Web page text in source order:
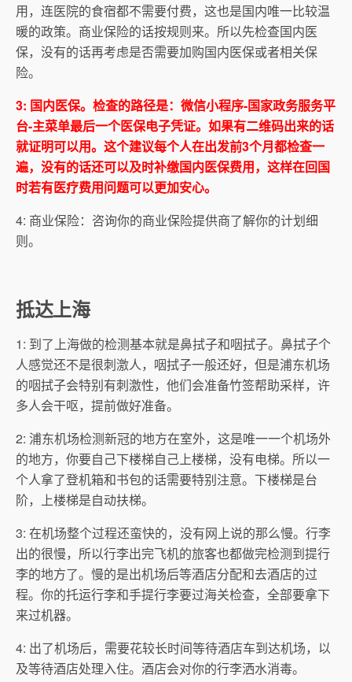
用，连医院的食宿都不需要付费，这也是国内唯一比较温
暖的政策。商业保险的话按规则来。所以先检查国内医
保，没有的话再考虑是否需要加购国内医保或者相关保
险。
3: 国内医保。检查的路径是：微信小程序-国家政务服务平
台-主菜单最后一个医保电子凭证。如果有二维码出来的话
就证明可以用。这个建议每个人在出发前3个月都检查一
遍，没有的话还可以及时补缴国内医保费用，这样在回国
时若有医疗费用问题可以更加安心。
4: 商业保险：咨询你的商业保险提供商了解你的计划细
则。
抵达上海
1: 到了上海做的检测基本就是鼻拭子和咽拭子。鼻拭子个
人感觉还不是很刺激人，咽拭子一般还好，但是浦东机场
的咽拭子会特别有刺激性，他们会准备竹签帮助采样，许
多人会干呕，提前做好准备。
2: 浦东机场检测新冠的地方在室外，这是唯一一个机场外
的地方，你要自己下楼梯自己上楼梯，没有电梯。所以一
个人拿了登机箱和书包的话需要特别注意。下楼梯是台
阶，上楼梯是自动扶梯。
3: 在机场整个过程还蛮快的，没有网上说的那么慢。行李
出的很慢，所以行李出完飞机的旅客也都做完检测到提行
李的地方了。慢的是出机场后等酒店分配和去酒店的过
程。你的托运行李和手提行李要过海关检查，全部要拿下
来过机器。
4: 出了机场后，需要花较长时间等待酒店车到达机场，以
及等待酒店处理入住。酒店会对你的行李洒水消毒。